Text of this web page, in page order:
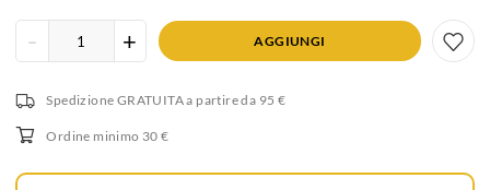
Inserisci
quantità
prodotto
- + AGGIUNGI
Spedizione GRATUITAa partire da 95 €
Ordine minimo 30 €